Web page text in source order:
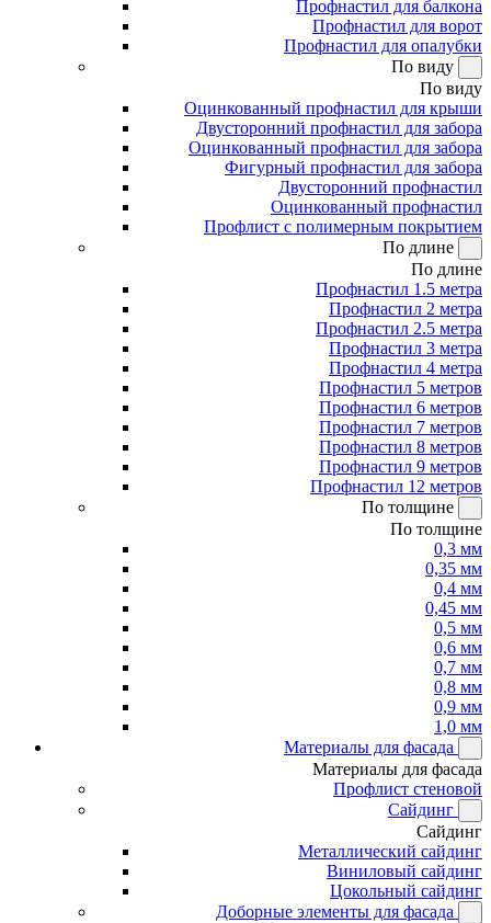
Профнастил для балкона
Профнастил для ворот
Профнастил для опалубки
По виду
По виду
Оцинкованный профнастил для крыши
Двусторонний профнастил для забора
Оцинкованный профнастил для забора
Фигурный профнастил для забора
Двусторонний профнастил
Оцинкованный профнастил
Профлист с полимерным покрытием
По длине
По длине
Профнастил 1.5 метра
Профнастил 2 метра
Профнастил 2.5 метра
Профнастил 3 метра
Профнастил 4 метра
Профнастил 5 метров
Профнастил 6 метров
Профнастил 7 метров
Профнастил 8 метров
Профнастил 9 метров
Профнастил 12 метров
По толщине
По толщине
0,3 мм
0,35 мм
0,4 мм
0,45 мм
0,5 мм
0,6 мм
0,7 мм
0,8 мм
0,9 мм
1,0 мм
Материалы для фасада
Материалы для фасада
Профлист стеновой
Сайдинг
Сайдинг
Металлический сайдинг
Виниловый сайдинг
Цокольный сайдинг
Доборные элементы для фасада